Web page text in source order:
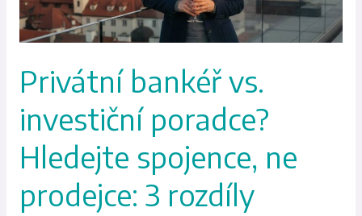
Privátní bankéř vs.
investiční poradce?
Hledejte spojence, ne
prodejce: 3 rozdíly
ne
prodejce:
3